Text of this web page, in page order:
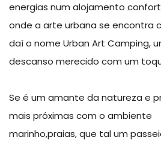
energias num alojamento
onde a arte urbana se encontra
daí o nome Urban Art Camping,
descanso merecido com um
Se é um amante da natureza e
mais próximas com o ambiente
marinho,praias, que tal um